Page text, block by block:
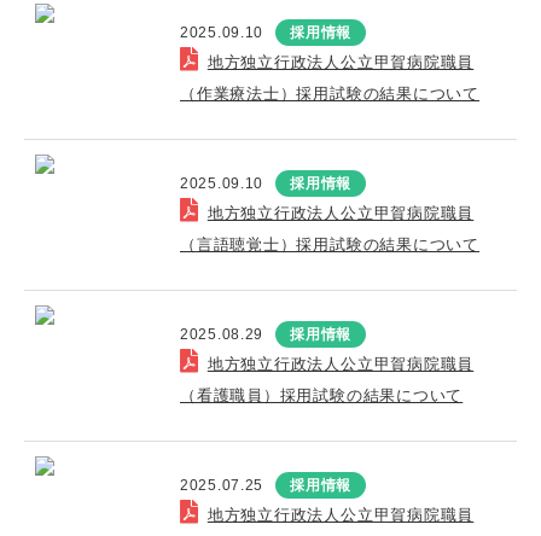
2025.09.10 採用情報
地方独立行政法人公立甲賀病院職員
（作業療法士）採用試験の結果について
2025.09.10 採用情報
地方独立行政法人公立甲賀病院職員
（言語聴覚士）採用試験の結果について
2025.08.29 採用情報
地方独立行政法人公立甲賀病院職員
（看護職員）採用試験の結果について
2025.07.25 採用情報
地方独立行政法人公立甲賀病院職員